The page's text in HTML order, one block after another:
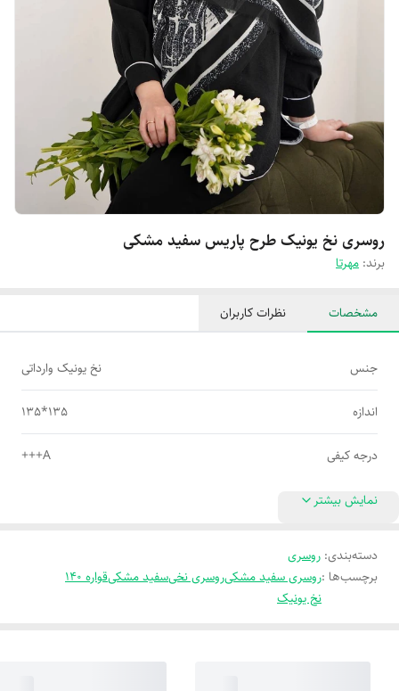
روسری نخ یونیک طرح پاریس سفید مشکی
برند: مهرتا
مشخصات نظرات کاربران
جنس نخ یونیک وارداتی
اندازه 135*135
درجه کیفی A+++
نمایش بیشتر
دسته‌بندی: روسری
برچسب‌ها :روسری سفید مشکیروسری نخیسفید مشکیقواره 140
نخ یونیک